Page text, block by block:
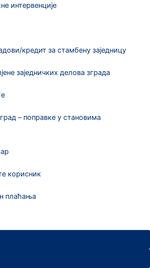
интервенције
кредит за стамбену заједницу
заједничких делова зграда
– поправке у становима
корисник
плаћања